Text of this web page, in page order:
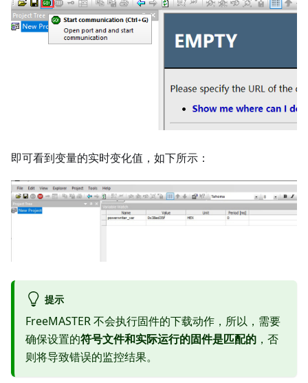
即可看到变量的实时变化值，如下所示：
提示
FreeMASTER 不会执行固件的下载动作，所以，需要
确保设置的符号文件和实际运行的固件是匹配的 ，否
则将导致错误的监控结果。